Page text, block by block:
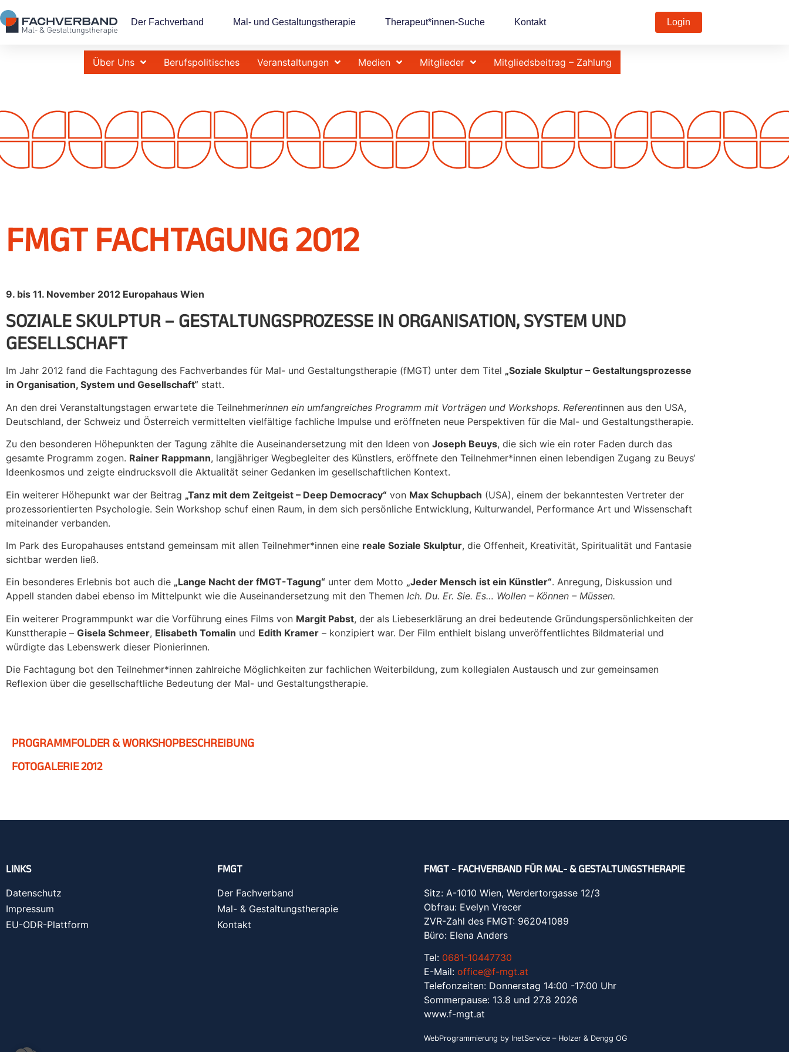
Der Fachverband Mal- und Gestaltungstherapie Therapeut*innen-Suche Kontakt Login
Über Uns Berufspolitisches Veranstaltungen Medien Mitglieder Mitgliedsbeitrag – Zahlung
FMGT FACHTAGUNG 2012
9. bis 11. November 2012 Europahaus Wien
SOZIALE SKULPTUR – GESTALTUNGSPROZESSE IN ORGANISATION, SYSTEM UND
GESELLSCHAFT
Im Jahr 2012 fand die Fachtagung des Fachverbandes für Mal- und Gestaltungstherapie (fMGT) unter dem Titel „Soziale Skulptur – Gestaltungsprozesse
in Organisation, System und Gesellschaft“ statt.
An den drei Veranstaltungstagen erwartete die Teilnehmerinnen ein umfangreiches Programm mit Vorträgen und Workshops. Referentinnen aus den USA,
Deutschland, der Schweiz und Österreich vermittelten vielfältige fachliche Impulse und eröffneten neue Perspektiven für die Mal- und Gestaltungstherapie.
Zu den besonderen Höhepunkten der Tagung zählte die Auseinandersetzung mit den Ideen von Joseph Beuys, die sich wie ein roter Faden durch das
gesamte Programm zogen. Rainer Rappmann, langjähriger Wegbegleiter des Künstlers, eröffnete den Teilnehmer*innen einen lebendigen Zugang zu Beuys‘
Ideenkosmos und zeigte eindrucksvoll die Aktualität seiner Gedanken im gesellschaftlichen Kontext.
Ein weiterer Höhepunkt war der Beitrag „Tanz mit dem Zeitgeist – Deep Democracy“ von Max Schupbach (USA), einem der bekanntesten Vertreter der
prozessorientierten Psychologie. Sein Workshop schuf einen Raum, in dem sich persönliche Entwicklung, Kulturwandel, Performance Art und Wissenschaft
miteinander verbanden.
Im Park des Europahauses entstand gemeinsam mit allen Teilnehmer*innen eine reale Soziale Skulptur, die Offenheit, Kreativität, Spiritualität und Fantasie
sichtbar werden ließ.
Ein besonderes Erlebnis bot auch die „Lange Nacht der fMGT-Tagung“ unter dem Motto „Jeder Mensch ist ein Künstler“. Anregung, Diskussion und
Appell standen dabei ebenso im Mittelpunkt wie die Auseinandersetzung mit den Themen Ich. Du. Er. Sie. Es… Wollen – Können – Müssen.
Ein weiterer Programmpunkt war die Vorführung eines Films von Margit Pabst, der als Liebeserklärung an drei bedeutende Gründungspersönlichkeiten der
Kunsttherapie – Gisela Schmeer, Elisabeth Tomalin und Edith Kramer – konzipiert war. Der Film enthielt bislang unveröffentlichtes Bildmaterial und
würdigte das Lebenswerk dieser Pionierinnen.
Die Fachtagung bot den Teilnehmer*innen zahlreiche Möglichkeiten zur fachlichen Weiterbildung, zum kollegialen Austausch und zur gemeinsamen
Reflexion über die gesellschaftliche Bedeutung der Mal- und Gestaltungstherapie.
PROGRAMMFOLDER & WORKSHOPBESCHREIBUNG
FOTOGALERIE 2012
LINKS
Datenschutz
Impressum
EU-ODR-Plattform
FMGT
Der Fachverband
Mal- & Gestaltungstherapie
Kontakt
FMGT - FACHVERBAND FÜR MAL- & GESTALTUNGSTHERAPIE
Sitz: A-1010 Wien, Werdertorgasse 12/3
Obfrau: Evelyn Vrecer
ZVR-Zahl des FMGT: 962041089
Büro: Elena Anders
Tel: 0681-10447730
E-Mail: office@f-mgt.at
Telefonzeiten: Donnerstag 14:00 -17:00 Uhr
Sommerpause: 13.8 und 27.8 2026
www.f-mgt.at
WebProgrammierung by InetService – Holzer & Dengg OG